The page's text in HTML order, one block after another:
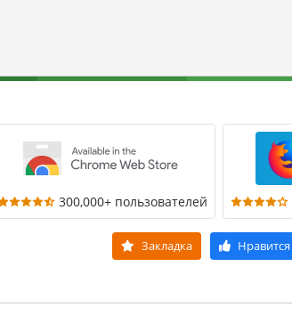
300,000+ пользователей
Закладка Нравится